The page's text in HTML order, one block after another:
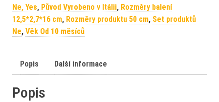
Ne, Yes, Původ Vyrobeno v Itálii, Rozměry balení
12,5*2,7*16 cm, Rozměry produktu 50 cm, Set produktů
Ne, Věk Od 10 měsíců
Popis Další informace
Popis